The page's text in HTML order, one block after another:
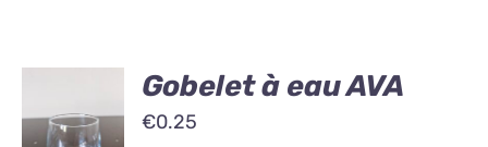
Gobelet à eau AVA
€0.25